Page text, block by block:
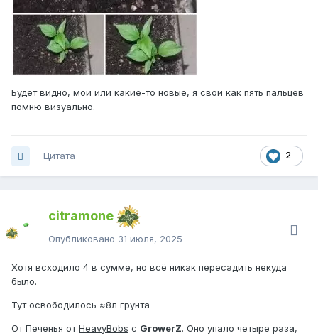
Будет видно, мои или какие-то новые, я свои как пять пальцев
помню визуально.
2
Цитата
citramone
Опубликовано 31 июля, 2025
Хотя всходило 4 в сумме, но всё никак пересадить некуда
было.
Тут освободилось ≈8л грунта
От Печенья отHeavyBobs с GrowerZ. Оно упало четыре раза,